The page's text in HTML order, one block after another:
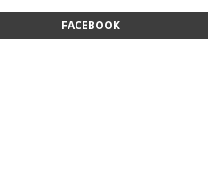
FACEBOOK